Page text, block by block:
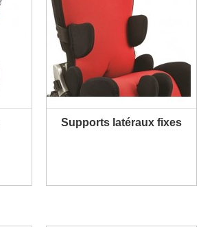
Supports latéraux fixes
PLUS D'INFORMATION